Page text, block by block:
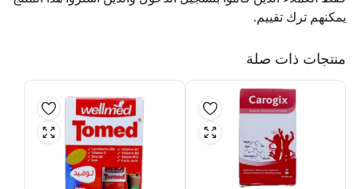
يمكنهم ترك تقييم.
منتجات ذات صلة